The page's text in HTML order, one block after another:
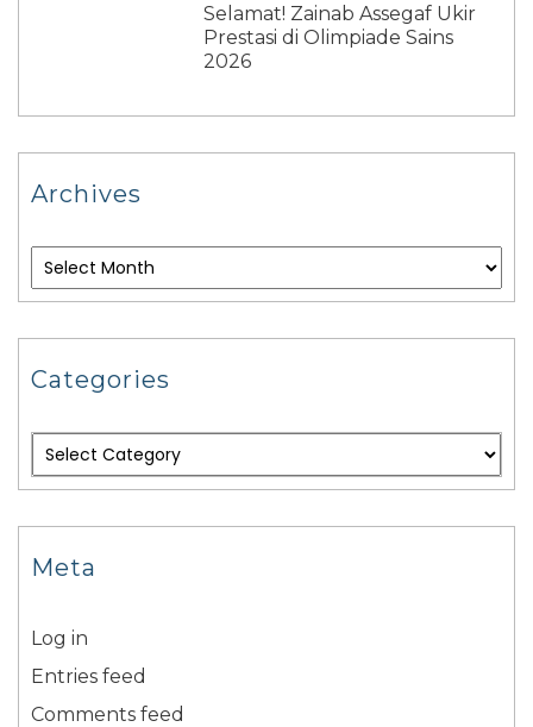
Selamat! Zainab Assegaf Ukir
Prestasi di Olimpiade Sains
2026
Archives
Categories
Meta
Log in
Entries feed
Comments feed